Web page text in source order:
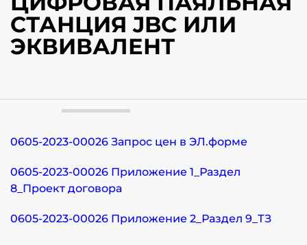
СТАНЦИЯ JBC ИЛИ
ЭКВИВАЛЕНТ
0605-2023-00026 Запрос цен в ЭЛ.форме
0605-2023-00026 Приложение 1_Раздел
8_Проект договора
0605-2023-00026 Приложение 2_Раздел 9_ТЗ